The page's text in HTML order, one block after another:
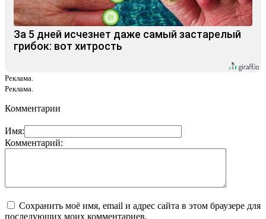
За 5 дней исчезнет даже самый застарелый
грибок: вот хитрость
Реклама.
Реклама.
Комментарии
Имя:
Комментарий:
Сохранить моё имя, email и адрес сайта в этом браузере для
последующих моих комментариев.